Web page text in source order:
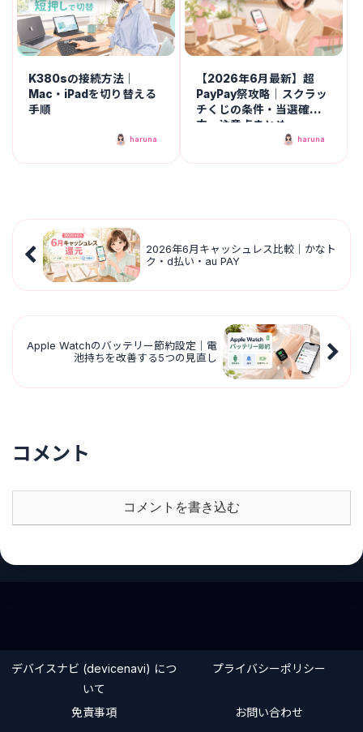
K380sの接続方法｜
Mac・iPadを切り替える
手順
haruna
【2026年6月最新】超
PayPay祭攻略｜スクラッ
チくじの条件・当選確
率・注意点まとめ
haruna
2026年6月キャッシュレス比較｜かなト
ク・d払い・au PAY
Apple Watchのバッテリー節約設定｜電
池持ちを改善する5つの見直し
コメント
コメントを書き込む
デバイスナビ (devicenavi) につ
いて
プライバシーポリシー
免責事項 お問い合わせ